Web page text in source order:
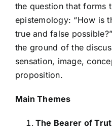
the question that forms
epistemology: “How is
true and false
the ground of the
sensation, image,
proposition.
Main Themes
The Bearer of